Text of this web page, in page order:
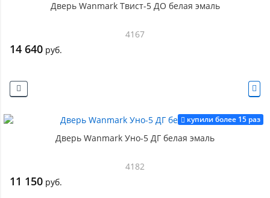
Дверь Wanmark Твист-5 ДО белая эмаль
4167
14 640 руб.
купили более 15 раз
Дверь Wanmark Уно-5 ДГ белая эмаль
4182
11 150 руб.